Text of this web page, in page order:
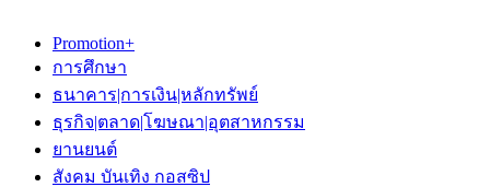
Promotion+
การศึกษา
ธนาคาร|การเงิน|หลักทรัพย์
ธุรกิจ|ตลาด|โฆษณา|อุตสาหกรรม
ยานยนต์
สังคม บันเทิง กอสซิป